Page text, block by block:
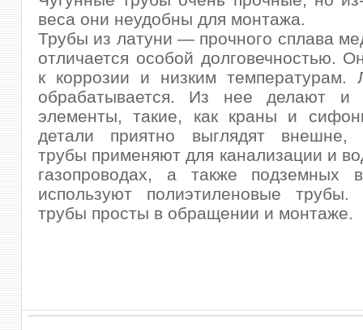
веса они неудобны для монтажа.
Трубы из латуни — прочного сплава
отличается особой долговечностью.
к коррозии и низким температурам.
обрабатывается. Из нее делают и
элементы, такие, как краны и
детали приятно выглядят внешне,
трубы применяют для канализации и
газопроводах, а также подземных
используют полиэтиленовые
трубы просты в обращении и монтаже.